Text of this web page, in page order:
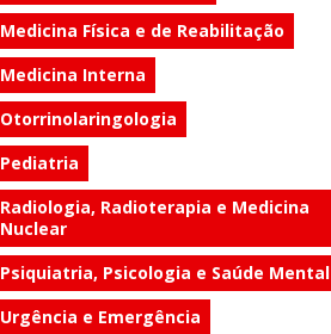
Medicina Física e de Reabilitação
Medicina Interna
Otorrinolaringologia
Pediatria
Radiologia, Radioterapia e Medicina
Nuclear
Psiquiatria, Psicologia e Saúde Mental
Urgência e Emergência